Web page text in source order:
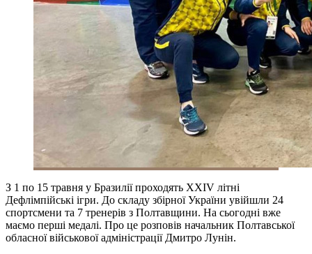
З 1 по 15 травня у Бразилії проходять XXIV літні
Дефлімпійські ігри. До складу збірної України увійшли 24
спортсмени та 7 тренерів з Полтавщини. На сьогодні вже
маємо перші медалі. Про це розповів начальник Полтавської
обласної військової адміністрації Дмитро Лунін.